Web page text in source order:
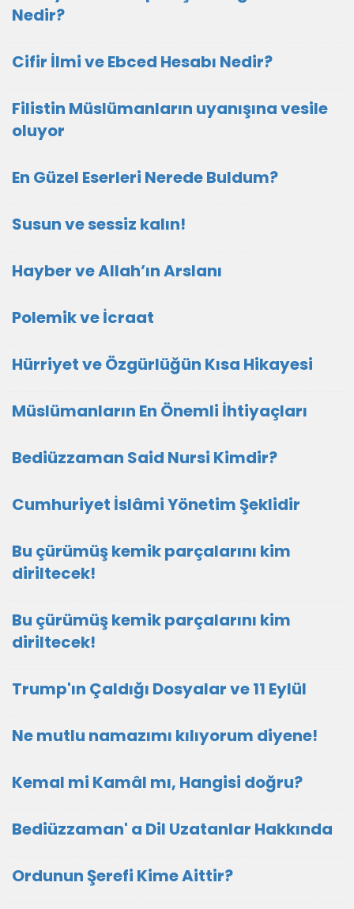
Nedir?
Cifir İlmi ve Ebced Hesabı Nedir?
Filistin Müslümanların uyanışına vesile
oluyor
En Güzel Eserleri Nerede Buldum?
Susun ve sessiz kalın!
Hayber ve Allah’ın Arslanı
Polemik ve İcraat
Hürriyet ve Özgürlüğün Kısa Hikayesi
Müslümanların En Önemli İhtiyaçları
Bediüzzaman Said Nursi Kimdir?
Cumhuriyet İslâmi Yönetim Şeklidir
Bu çürümüş kemik parçalarını kim
diriltecek!
Bu çürümüş kemik parçalarını kim
diriltecek!
Trump'ın Çaldığı Dosyalar ve 11 Eylül
Ne mutlu namazımı kılıyorum diyene!
Kemal mi Kamâl mı, Hangisi doğru?
Bediüzzaman' a Dil Uzatanlar Hakkında
Ordunun Şerefi Kime Aittir?